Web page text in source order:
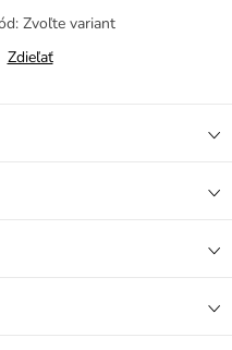
Zvoľte variant
Zdieľať